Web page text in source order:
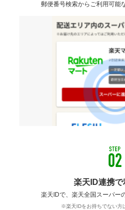
郵便番号検索からご利用可能
楽天ID連携で
楽天IDで、楽天全国スーパー
※楽天IDをお持ちでない方